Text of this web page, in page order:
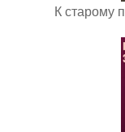
К старому